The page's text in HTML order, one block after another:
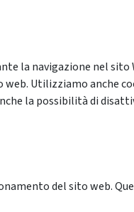
la navigazione nel
Utilizziamo anche
la possibilità di
del sito web.